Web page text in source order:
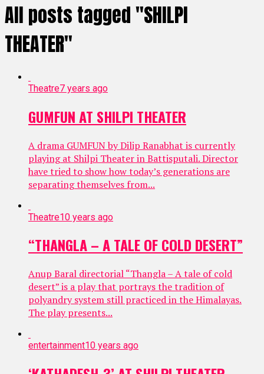
All posts tagged "SHILPI
THEATER"
Theatre7 years ago
GUMFUN AT SHILPI THEATER
A drama GUMFUN by Dilip Ranabhat is currently
playing at Shilpi Theater in Battisputali. Director
have tried to show how today’s generations are
separating themselves from...
Theatre10 years ago
“THANGLA – A TALE OF COLD DESERT”
Anup Baral directorial “Thangla – A tale of cold
desert” is a play that portrays the tradition of
polyandry system still practiced in the Himalayas.
The play presents...
entertainment10 years ago